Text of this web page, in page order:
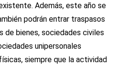
Además, este año se
podrán entrar traspasos
de bienes, sociedades civiles
unipersonales
siempre que la actividad